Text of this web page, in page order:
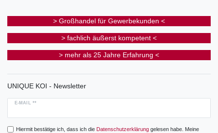
> Großhandel für Gewerbekunden <
> fachlich äußerst kompetent <
> mehr als 25 Jahre Erfahrung <
UNIQUE KOI - Newsletter
E-MAIL **
Hiermit bestätige ich, dass ich die Daten­schutz­erklärunggelesen habe. Meine